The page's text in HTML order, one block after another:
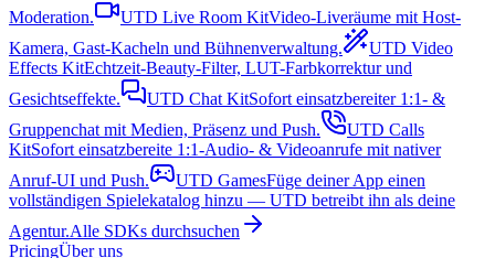
Moderation.
UTD Live Room KitVideo-Liveräume mit Host-
Kamera, Gast-Kacheln und Bühnenverwaltung.
UTD Video
Effects KitEchtzeit-Beauty-Filter, LUT-Farbkorrektur und
Gesichtseffekte.
UTD Chat KitSofort einsatzbereiter 1:1- &
Gruppenchat mit Medien, Präsenz und Push.
UTD Calls
KitSofort einsatzbereite 1:1-Audio- & Videoanrufe mit nativer
Anruf-UI und Push.
UTD GamesFüge deiner App einen
vollständigen Spielekatalog hinzu — UTD betreibt ihn als deine
Agentur.Alle SDKs durchsuchen
PricingÜber uns